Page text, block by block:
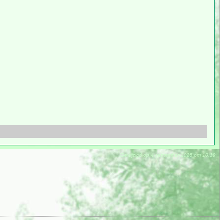
Gewijzigd op 4 september 2025 om 10:19